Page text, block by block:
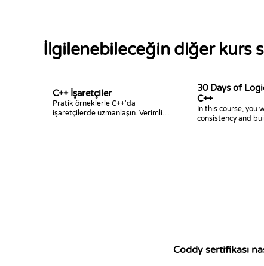
İlgilenebileceğin diğer kurs
C++ İşaretçiler
Pratik örneklerle C++'da
işaretçilerde uzmanlaşın. Verimli
30 Days of
C++
In this course, you
consistency and
Coddy sertifikası